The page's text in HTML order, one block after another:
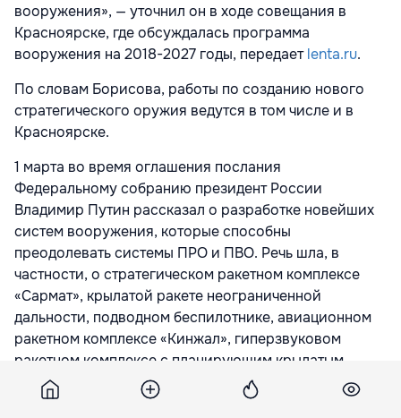
вооружения», — уточнил он в ходе совещания в
Красноярске, где обсуждалась программа
вооружения на 2018-2027 годы, передаетlenta.ru.
По словам Борисова, работы по созданию нового
стратегического оружия ведутся в том числе и в
Красноярске.
1 марта во время оглашения послания
Федеральному собранию президент России
Владимир Путин рассказал о разработке новейших
систем вооружения, которые способны
преодолевать системы ПРО и ПВО. Речь шла, в
частности, о стратегическом ракетном комплексе
«Сармат», крылатой ракете неограниченной
дальности, подводном беспилотнике, авиационном
ракетном комплексе «Кинжал», гиперзвуковом
ракетном комплексе с планирующим крылатым
блоком и боевой лазерной установке.